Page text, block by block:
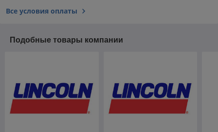
Все условия оплаты
Подобные товары компании